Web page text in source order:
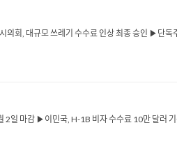
의회, 대규모 쓰레기 수수료 인상 최종 승인 ▶단
마감 ▶이민국, H-1B 비자 수수료 10만 달러